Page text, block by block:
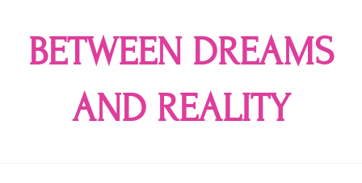
contentBETWEEN DREAMS
AND REALITY